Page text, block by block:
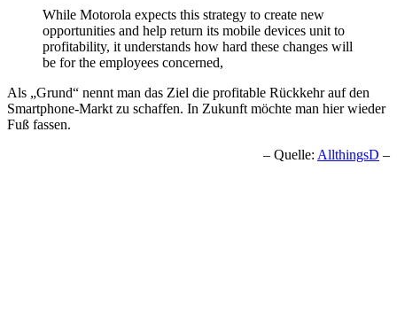
While Motorola expects this strategy to create new
opportunities and help return its mobile devices unit to
profitability, it understands how hard these changes will
be for the employees concerned,
Als „Grund“ nennt man das Ziel die profitable Rückkehr auf den
Smartphone-Markt zu schaffen. In Zukunft möchte man hier wieder
Fuß fassen.
– Quelle: AllthingsD –